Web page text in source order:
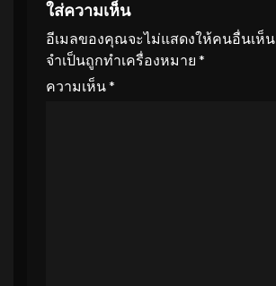
ใส่ความเห็น
อีเมลของคุณจะไม่แสดงให้คนอื่นเห็น
จำเป็นถูกทำเครื่องหมาย *
ความเห็น*